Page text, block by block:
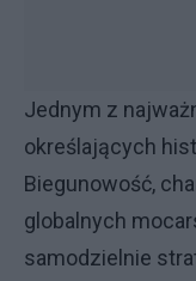
Jednym z
określających
Biegunowość,
globalnych
samodzielnie